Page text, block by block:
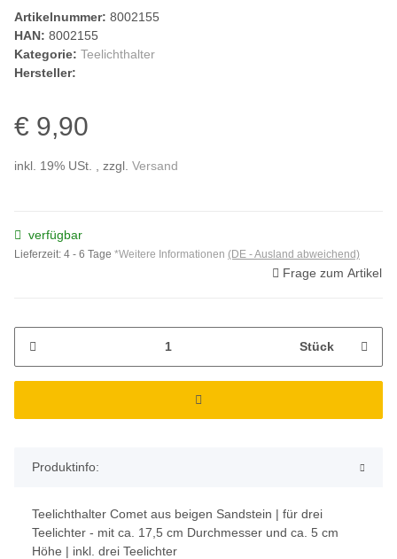
Artikelnummer: 8002155
HAN: 8002155
Kategorie: Teelichthalter
Hersteller:
€ 9,90
inkl. 19% USt. , zzgl. Versand
verfügbar
Lieferzeit: 4 - 6 Tage *Weitere Informationen (DE - Ausland abweichend)
Frage zum Artikel
Stück
Produktinfo:
Teelichthalter Comet aus beigen Sandstein | für drei
Teelichter - mit ca. 17,5 cm Durchmesser und ca. 5 cm
Höhe | inkl. drei Teelichter